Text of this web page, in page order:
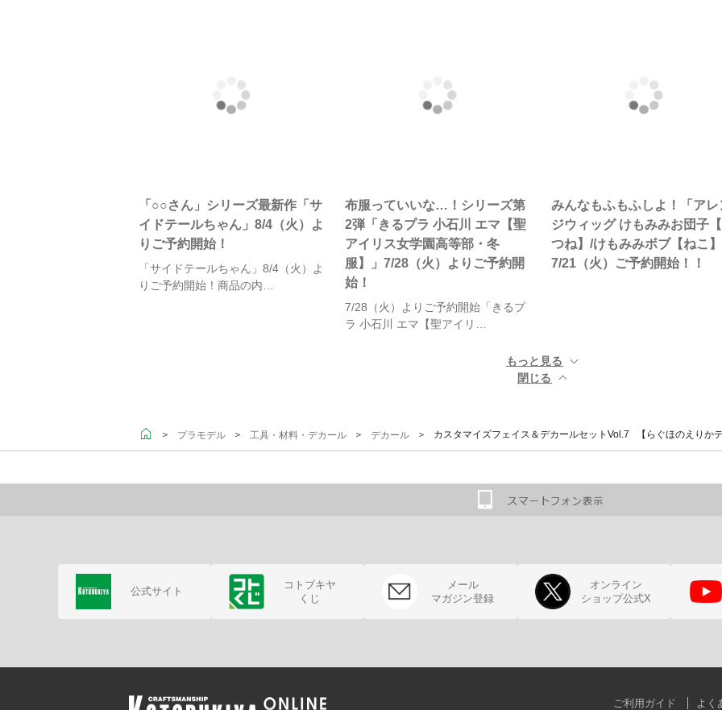
「○○さん」シリーズ最新作「サ
イドテールちゃん」8/4（火）よ
りご予約開始！
「サイドテールちゃん」8/4（火）よ
りご予約開始！商品の内…
布服っていいな…！シリーズ第
2弾「きるプラ 小石川 エマ【聖
アイリス女学園高等部・冬
服】」7/28（火）よりご予約開
始！
7/28（火）よりご予約開始「きるプ
ラ 小石川 エマ【聖アイリ…
みんなもふもふしよ！「アレ
ジウィッグ けもみみお団子
つね】/けもみみボブ【ねこ
7/21（火）ご予約開始！！
もっと見る ▼
閉じる ▲
＞ プラモデル ＞ 工具・材料・デカール ＞ デカール ＞ カスタマイズフェイス＆デカールセットVol.7 【らぐほのえりか
公式サイト
コトブキヤ
くじ
メール
マガジン登録
オンライン
ショップ公式X
ご利用ガイド よく